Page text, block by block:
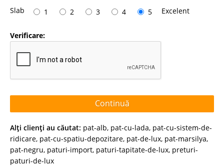
Slab
1 2 3 4 5 Excelent
Verificare:
Continuă
Alţi clienţi au căutat: pat-alb, pat-cu-lada, pat-cu-sistem-de-
ridicare, pat-cu-spatiu-depozitare, pat-de-lux, pat-marsilya,
pat-negru, paturi-import, paturi-tapitate-de-lux, preturi-
paturi-de-lux